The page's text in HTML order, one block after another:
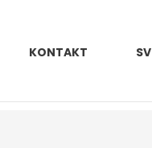
KONTAKT SV